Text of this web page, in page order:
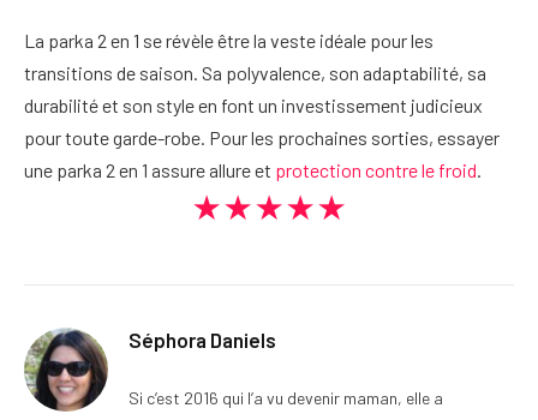
La parka 2 en 1 se révèle être la veste idéale pour les
transitions de saison. Sa polyvalence, son adaptabilité, sa
durabilité et son style en font un investissement judicieux
pour toute garde-robe. Pour les prochaines sorties, essayer
une parka 2 en 1 assure allure et protection contre le froid.
★★★★★
Séphora Daniels
Si c’est 2016 qui l’a vu devenir maman, elle a